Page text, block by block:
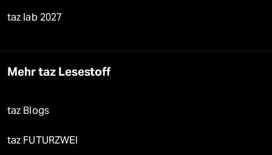
taz lab 2027
Mehr taz Lesestoff
taz Blogs
taz FUTURZWEI